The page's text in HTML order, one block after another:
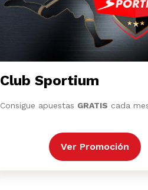
Club Sportium
Consigue apuestas GRATIS cada
Ver Promoción